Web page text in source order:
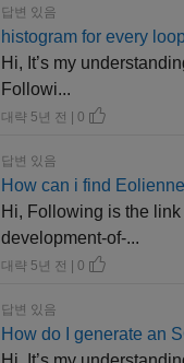
답변 있음
histogram for every
Hi, It’s my
Followi...
대략 5년 전 | 0
답변 있음
How can i find
Hi, Following is the
development-of-...
대략 5년 전 | 0
답변 있음
How do I generate an